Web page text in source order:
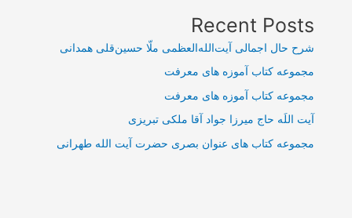
Recent Posts
شرح حال اجمالی آیت‌الله‌العظمی ملّا حسین‌قلی همدانی
مجموعه کتاب آموزه های معرفت
مجموعه کتاب آموزه های معرفت
آیت اللَه حاج میرزا جواد آقا ملکی تبریزی
مجموعه کتاب های عنوان بصری حضرت آیت الله طهرانی